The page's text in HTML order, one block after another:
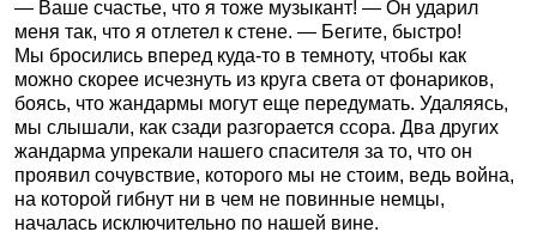
— Ваше счастье, что я тоже музыкант! — Он ударил
меня так, что я отлетел к стене. — Бегите, быстро!
Мы бросились вперед куда-то в темноту, чтобы как
можно скорее исчезнуть из круга света от фонариков,
боясь, что жандармы могут еще передумать. Удаляясь,
мы слышали, как сзади разгорается ссора. Два других
жандарма упрекали нашего спасителя за то, что он
проявил сочувствие, которого мы не стоим, ведь война,
на которой гибнут ни в чем не повинные немцы,
началась исключительно по нашей вине.